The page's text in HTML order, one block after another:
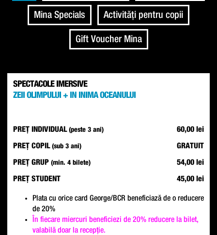
Mina Specials Activități pentru copii
Gift Voucher Mina
SPECTACOLE IMERSIVE
ZEII OLIMPULUI + IN INIMA OCEANULUI
PREȚ INDIVIDUAL (peste 3 ani) 60,00 lei
PREȚ COPIL (sub 3 ani) GRATUIT
PREȚ GRUP (min. 4 bilete) 54,00 lei
PREȚ STUDENT 45,00 lei
Plata cu orice card George/BCR beneficiază de o reducere
de 20%
În fiecare miercuri beneficiezi de 20% reducere la bilet,
valabilă doar la recepție.